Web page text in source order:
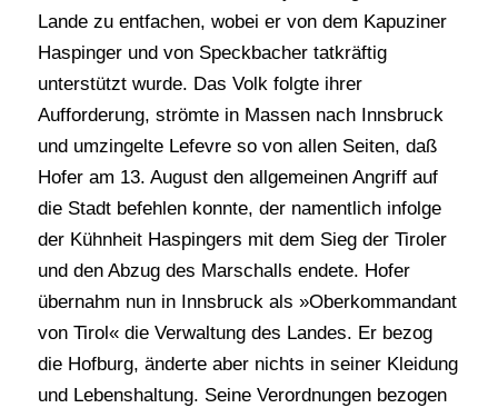
Lande zu entfachen, wobei er von dem Kapuziner
Haspinger und von Speckbacher tatkräftig
unterstützt wurde. Das Volk folgte ihrer
Aufforderung, strömte in Massen nach Innsbruck
und umzingelte Lefevre so von allen Seiten, daß
Hofer am 13. August den allgemeinen Angriff auf
die Stadt befehlen konnte, der namentlich infolge
der Kühnheit Haspingers mit dem Sieg der Tiroler
und den Abzug des Marschalls endete. Hofer
übernahm nun in Innsbruck als »Oberkommandant
von Tirol« die Verwaltung des Landes. Er bezog
die Hofburg, änderte aber nichts in seiner Kleidung
und Lebenshaltung. Seine Verordnungen bezogen